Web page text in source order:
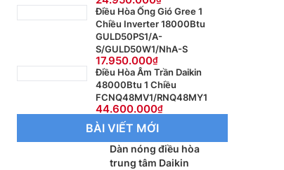
Điều Hòa Ống Gió Gree 1
Chiều Inverter 18000Btu
GULD50PS1/A-
S/GULD50W1/NhA-S
17.950.000
Điều Hòa Âm Trần Daikin
48000Btu 1 Chiều
FCNQ48MV1/RNQ48MY1
44.600.000
BÀI VIẾT MỚI
Dàn nóng điều hòa
trung tâm Daikin